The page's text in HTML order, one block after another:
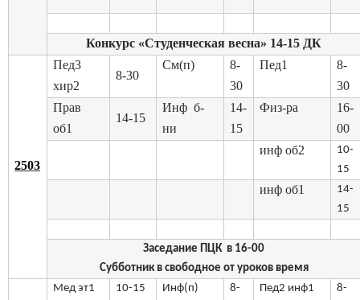
Конкурс «Студенческая весна» 14-15 ДК
2503
Пед3
хир2
8-30
См(п)
8-
30
Пед1
8-
30
Прав
об1
14-15
Инф б-
ни
14-
15
Физ-ра
16-
00
инф об2
10-
15
инф об1
14-
15
Заседание ПЦК в 16-00
Субботник в свободное от уроков время
Мед эт1 10-15 Инф(п)
8-
Пед2 инф1
8-